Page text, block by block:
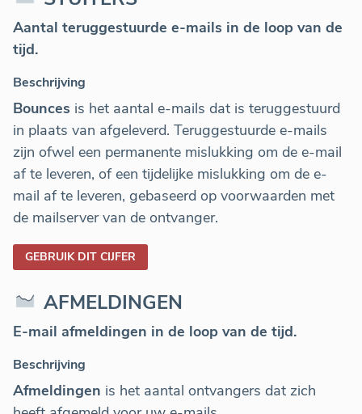
Aantal teruggestuurde e-mails in de loop van de
tijd.
Beschrijving
Bounces is het aantal e-mails dat is teruggestuurd
in plaats van afgeleverd. Teruggestuurde e-mails
zijn ofwel een permanente mislukking om de e-mail
af te leveren, of een tijdelijke mislukking om de e-
mail af te leveren, gebaseerd op voorwaarden met
de mailserver van de ontvanger.
GEBRUIK DIT CIJFER
AFMELDINGEN
E-mail afmeldingen in de loop van de tijd.
Beschrijving
Afmeldingen is het aantal ontvangers dat zich